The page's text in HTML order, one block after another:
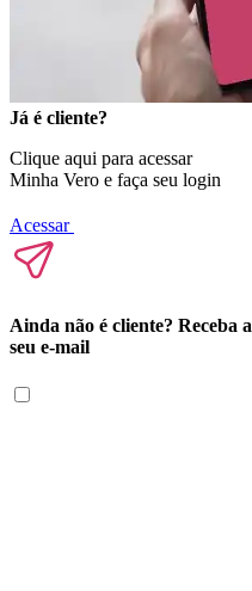
Já é cliente?
Clique aqui para acessar
Minha Vero e faça seu login
Acessar
Ainda não é cliente? Receba
seu e-mail